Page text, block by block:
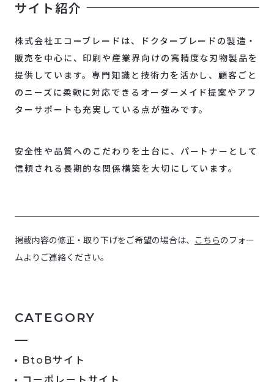
サイト紹介
株式会社エコーブレードは、ドクターブレードの製造・
販売を中心に、印刷や産業界向けの高精度な刃物製品を
提供しています。専門知識と技術力を活かし、顧客ごと
のニーズに柔軟に対応できるオーダーメイド提案やアフ
ターサポートも充実している点が強みです。
安全性や品質へのこだわりを土台に、パートナーとして
信頼される長期的な関係構築を大切にしています。
掲載内容の修正・取り下げをご希望の場合は、 こちらのフォー
ムよりご連絡ください。
CATEGORY
BtoBサイト